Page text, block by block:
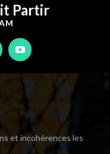
Partir
et incohérences les